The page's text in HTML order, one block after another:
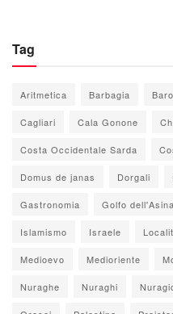
Tag
Aritmetica Barbagia
Cagliari Cala Gonone
Costa Occidentale Sarda
Domus de janas Dorgali
Gastronomia Golfo
Islamismo Israele
Medioevo Medioriente
Nuraghe Nuraghi